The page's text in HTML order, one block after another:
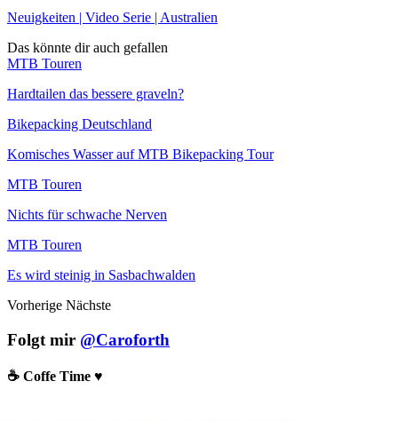
Neuigkeiten | Video Serie | Australien
Das könnte dir auch gefallen
MTB Touren
Hardtailen das bessere graveln?
Bikepacking Deutschland
Komisches Wasser auf MTB Bikepacking Tour
MTB Touren
Nichts für schwache Nerven
MTB Touren
Es wird steinig in Sasbachwalden
Vorherige Nächste
Folgt mir @Caroforth
☕️ Coffe Time ♥️